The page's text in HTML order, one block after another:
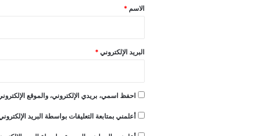
*
الاسم *
البريد الإلكتروني*
احفظ اسمي، بريدي الإلكتروني، والموقع
أعلمني بمتابعة التعليقات بواسطة البريد